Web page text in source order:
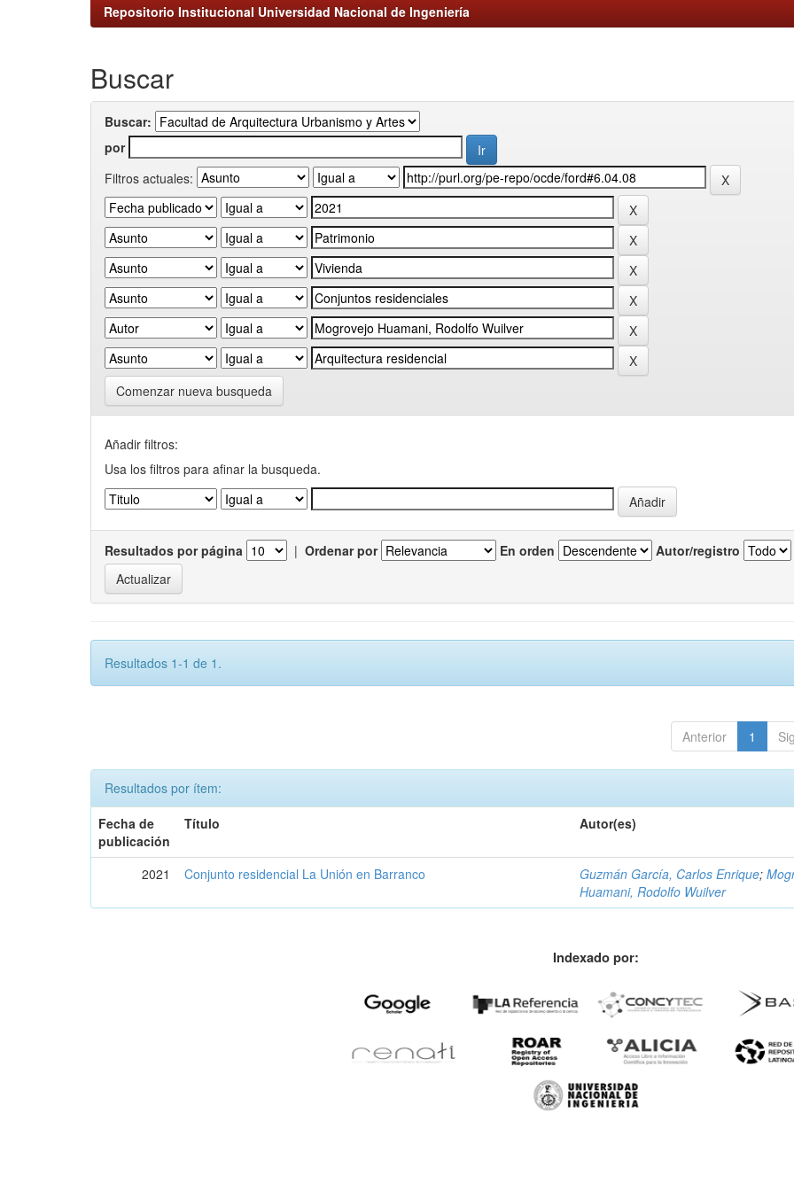
Repositorio Institucional Universidad Nacional de Ingeniería
Buscar
Buscar:
por
Filtros actuales:
Comenzar nueva busqueda
Añadir filtros:
Usa los filtros para afinar la busqueda.
Resultados por página | Ordenar por En orden Autor/registro
Resultados 1-1 de 1.
Anterior 1
Resultados por ítem:
Fecha de
publicación
Título Autor(es)
2021 Conjunto residencial La Unión en Barranco Guzmán García, Carlos Enrique;
Huamani, Rodolfo Wuilver
Indexado por: